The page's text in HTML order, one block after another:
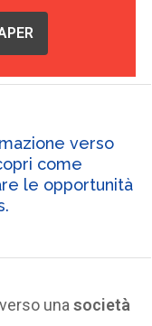
verso
come
le opportunità
unasocietà